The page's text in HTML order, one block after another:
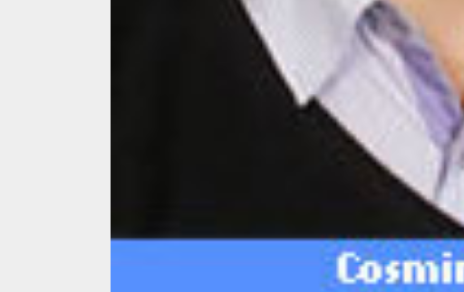
NOVEMBER 1, 2023
Dungeons & Dragons:
Onoare printre hoti, un